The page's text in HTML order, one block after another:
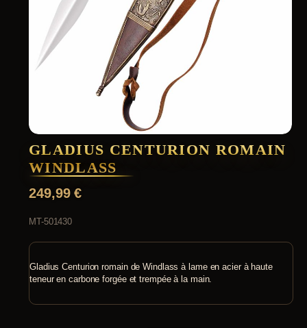
GLADIUS CENTURION ROMAIN
WINDLASS
249,99€
MT-501430
Gladius Centurion romain de Windlass à lame en acier à haute
teneur en carbone forgée et trempée à la main.